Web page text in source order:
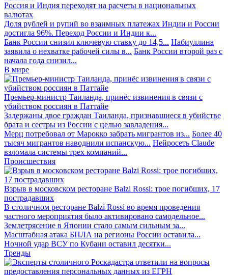
Россия и Индия переходят на расчеты в национальных
валютах
Доля рублей и рупий во взаимных платежах Индии и России
достигла 96%. Переход России и Индии к...
Банк России снизил ключевую ставку до 14,5... Набиуллина
заявила о нехватке рабочей силы в... Банк России второй раз с
начала года снизил...
В мире
Премьер-министр Таиланда, принёс извинения в связи с
убийством россиян в Паттайе
Задержаны двое граждан Таиланда, признавшиеся в убийстве
брата и сестры из России с целью завладения...
Мерц потребовал от Марокко забрать мигрантов из... Более 40
тысяч мигрантов наводнили испанскую... Нейросеть Claude
взломала системы трех компаний...
Происшествия
Взрыв в московском ресторане Balzi Rossi: трое погибших, 17
пострадавших
В столичном ресторане Balzi Rossi во время проведения
частного мероприятия было активировано самодельное...
Землетрясение в Японии стало самым сильным за...
Масштабная атака БПЛА на регионы России оставила...
Ночной удар ВСУ по Кубани оставил десятки...
Тренды